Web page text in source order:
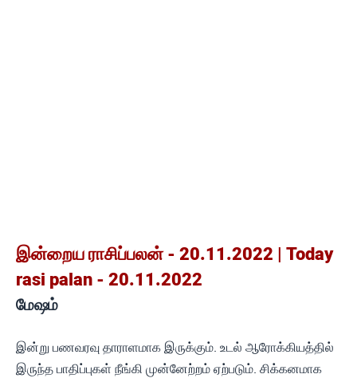
இன்றைய ராசிப்பலன் - 20.11.2022 | Today
rasi palan - 20.11.2022
மேஷம்
இன்று பணவரவு தாராளமாக இருக்கும். உடல் ஆரோக்கியத்தில்
இருந்த பாதிப்புகள் நீங்கி முன்னேற்றம் ஏற்படும். சிக்கனமாக